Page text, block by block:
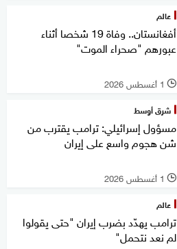
عالم
أفغانستان.. وفاة 19 شخصا أثناء
عبورهم "صحراء الموت"
l 1 أغسطس 2026
شرق أوسط
مسؤول إسرائيلي: ترامب يقترب من
شن هجوم واسع على إيران
l 1 أغسطس 2026
عالم
ترامب يهدّد بضرب إيران "حتى يقولوا
لم نعد نتحمل"